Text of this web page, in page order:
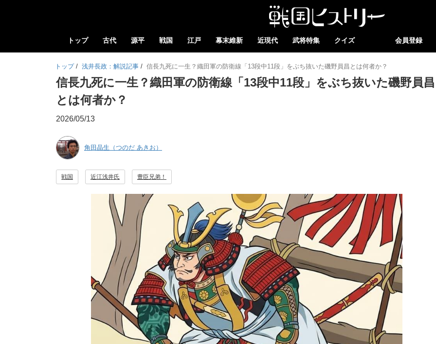
トップ 古代 源平 戦国 江戸 幕末維新 近現代 武将特集 クイズ 会員登録
トップ / 浅井長政：解説記事 / 信長九死に一生？織田軍の防衛線「13段中11段」をぶち抜いた磯野員昌とは何者か？
信長九死に一生？織田軍の防衛線「13段中11段」をぶち抜いた磯野員昌
とは何者か？
2026/05/13
角田晶生（つのだ あきお）
戦国 近江浅井氏 豊臣兄弟！